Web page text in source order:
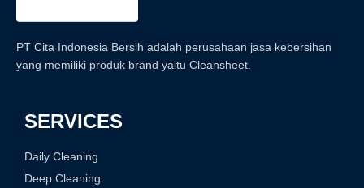
PT Cita Indonesia Bersih adalah perusahaan jasa kebersihan
yang memiliki produk brand yaitu Cleansheet.
SERVICES
Daily Cleaning
Deep Cleaning